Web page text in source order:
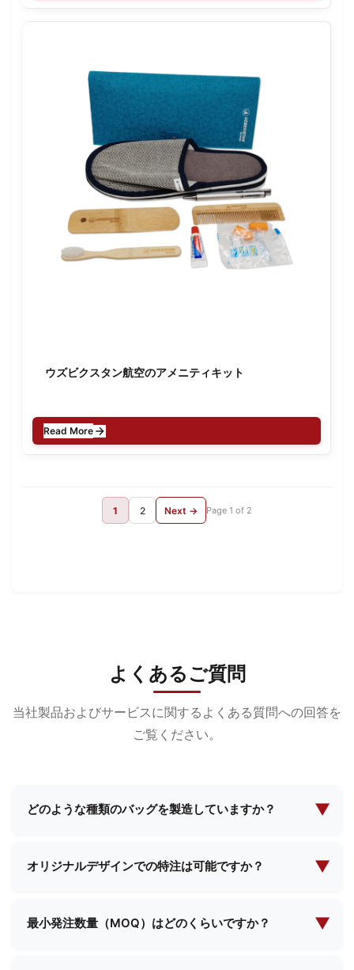
ウズビクスタン航空のアメニティキット
Read More
1 2 Next → Page 1 of 2
よくあるご質問
当社製品およびサービスに関するよくある質問への回答を
ご覧ください。
どのような種類のバッグを製造していますか？ ▼
グ、機能性バッグ、スクールバッグ、ショッピング
インとカスタムソリューションの両方を提供してい
オリジナルデザインでの特注は可能ですか？ ▼
しております。お客様ご自身の設計仕様をご提供い
最小発注数量（MOQ）はどのくらいですか？ ▼